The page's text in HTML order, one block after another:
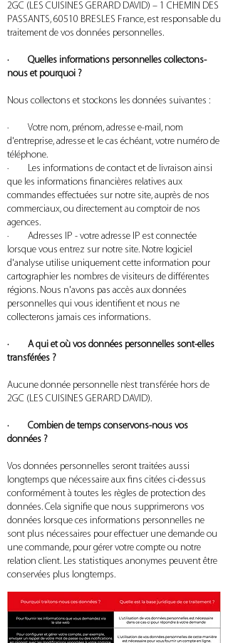
2GC (LES CUISINES GERARD DAVID) – 1 CHEMIN DES
PASSANTS, 60510 BRESLES France, est responsable du
traitement de vos données personnelles.
· Quelles informations personnelles collectons-
nous et pourquoi ?
Nous collectons et stockons les données suivantes :
· Votre nom, prénom, adresse e-mail, nom
d'entreprise, adresse et le cas échéant, votre numéro de
téléphone.
· Les informations de contact et de livraison ainsi
que les informations financières relatives aux
commandes effectuées sur notre site, auprès de nos
commerciaux, ou directement au comptoir de nos
agences.
· Adresses IP - votre adresse IP est connectée
lorsque vous entrez sur notre site. Notre logiciel
d'analyse utilise uniquement cette information pour
cartographier les nombres de visiteurs de différentes
régions. Nous n'avons pas accès aux données
personnelles qui vous identifient et nous ne
collecterons jamais ces informations.
· A qui et où vos données personnelles sont-elles
transférées ?
Aucune donnée personnelle n’est transférée hors de
2GC (LES CUISINES GERARD DAVID).
· Combien de temps conservons-nous vos
données ?
Vos données personnelles seront traitées aussi
longtemps que nécessaire aux fins citées ci-dessus
conformément à toutes les règles de protection des
données. Cela signifie que nous supprimerons vos
données lorsque ces informations personnelles ne
sont plus nécessaires pour effectuer une demande ou
une commande, pour gérer votre compte ou notre
relation client. Les statistiques anonymes peuvent être
conservées plus longtemps.